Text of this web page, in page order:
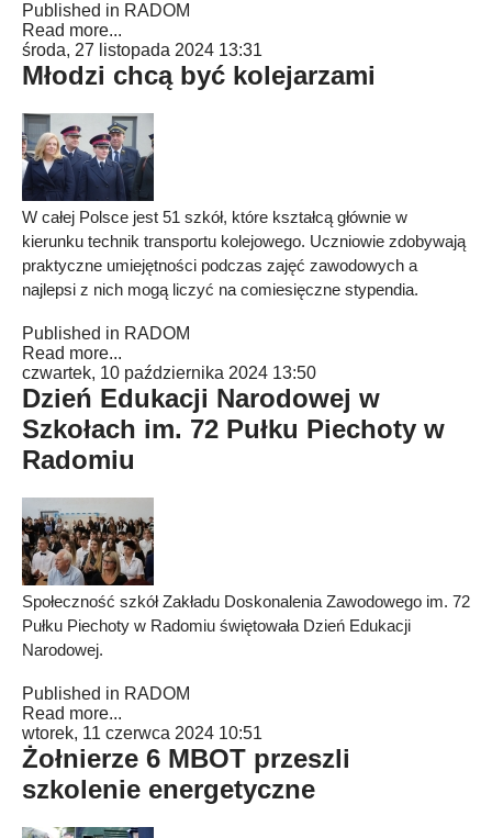
Published in RADOM
Read more...
środa, 27 listopada 2024 13:31
Młodzi chcą być kolejarzami
W całej Polsce jest 51 szkół, które kształcą głównie w
kierunku technik transportu kolejowego. Uczniowie zdobywają
praktyczne umiejętności podczas zajęć zawodowych a
najlepsi z nich mogą liczyć na comiesięczne stypendia.
Published in RADOM
Read more...
czwartek, 10 października 2024 13:50
Dzień Edukacji Narodowej w
Szkołach im. 72 Pułku Piechoty w
Radomiu
Społeczność szkół Zakładu Doskonalenia Zawodowego im. 72
Pułku Piechoty w Radomiu świętowała Dzień Edukacji
Narodowej.
Published in RADOM
Read more...
wtorek, 11 czerwca 2024 10:51
Żołnierze 6 MBOT przeszli
szkolenie energetyczne